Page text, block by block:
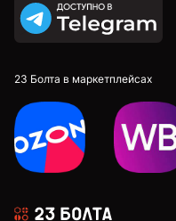
23 Болта в маркетплейсах